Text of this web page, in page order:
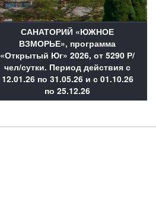
САНАТОРИЙ «ЮЖНОЕ
ВЗМОРЬЕ», программа
«Открытый Юг» 2026, от 5290 Р/
чел/сутки. Период действия с
12.01.26 по 31.05.26 и с 01.10.26
по 25.12.26